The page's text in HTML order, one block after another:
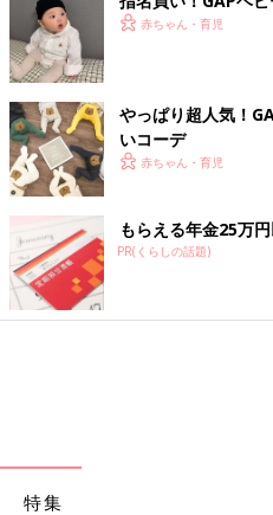
赤ちゃん・育児
やっぱり超人気！
いコーデ
赤ちゃん・育児
もらえる年金25万
PR(くらしの話題)
特集